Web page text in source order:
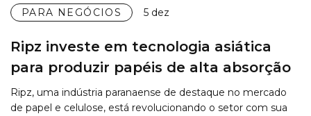
PARA NEGÓCIOS 5 dez
Ripz investe em tecnologia asiática
para produzir papéis de alta absorção
Ripz, uma indústria paranaense de destaque no mercado
de papel e celulose, está revolucionando o setor com sua